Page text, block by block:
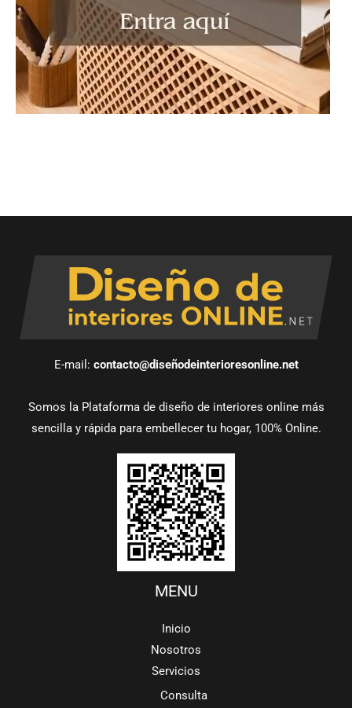
E-mail: contacto@diseñodeinterioresonline.net
Somos la Plataforma de diseño de interiores online más
sencilla y rápida para embellecer tu hogar, 100% Online.
MENU
Inicio
Nosotros
Servicios
Consulta